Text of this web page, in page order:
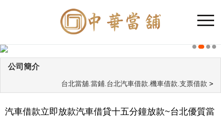
公司簡介
台北當舖.當鋪.台北汽車借款.機車借款.支票借款 >
汽車借款立即放款汽車借貸十五分鐘放款~台北優質當